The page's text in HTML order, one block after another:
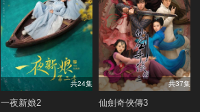
共24集
一夜新娘2
共37集
仙劍奇俠傳3